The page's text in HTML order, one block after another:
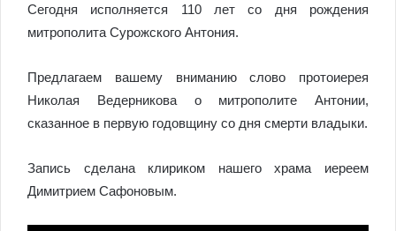
Сегодня исполняется 110 лет со дня рождения
митрополита Сурожского Антония.
Предлагаем вашему вниманию слово протоиерея
Николая Ведерникова о митрополите Антонии,
сказанное в первую годовщину со дня смерти владыки.
Запись сделана клириком нашего храма иереем
Димитрием Сафоновым.